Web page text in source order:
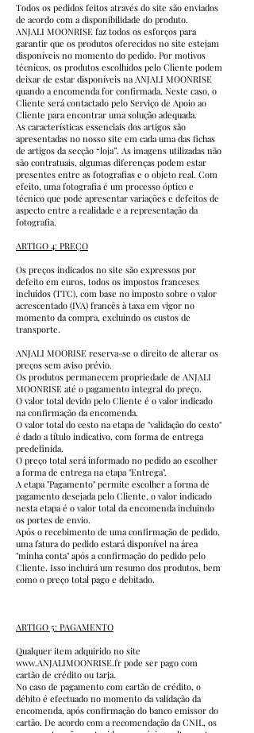
Todos os pedidos feitos através do site são enviados
de acordo com a disponibilidade do produto.
ANJALI MOONRISE faz todos os esforços para
garantir que os produtos oferecidos no site estejam
disponíveis no momento do pedido. Por motivos
técnicos, os produtos escolhidos pelo Cliente podem
deixar de estar disponíveis na ANJALI MOONRISE
quando a encomenda for confirmada. Neste caso, o
Cliente será contactado pelo Serviço de Apoio ao
Cliente para encontrar uma solução adequada.
As características essenciais dos artigos são
apresentadas no nosso site em cada uma das fichas
de artigos da secção “loja”. As imagens utilizadas não
são contratuais, algumas diferenças podem estar
presentes entre as fotografias e o objeto real. Com
efeito, uma fotografia é um processo óptico e
técnico que pode apresentar variações e defeitos de
aspecto entre a realidade e a representação da
fotografia.
ARTIGO 4: PREÇO
Os preços indicados no site são expressos por
defeito em euros, todos os impostos franceses
incluídos (TTC), com base no imposto sobre o valor
acrescentado (IVA) francês à taxa em vigor no
momento da compra, excluindo os custos de
transporte.
ANJALI MOORISE reserva-se o direito de alterar os
preços sem aviso prévio.
Os produtos permanecem propriedade de ANJALI
MOONRISE até o pagamento integral do preço.
O valor total devido pelo Cliente é o valor indicado
na confirmação da encomenda.
O valor total do cesto na etapa de "validação do cesto"
é dado a título indicativo, com forma de entrega
predefinida.
O preço total será informado no pedido ao escolher
a forma de entrega na etapa "Entrega".
A etapa "Pagamento" permite escolher a forma de
pagamento desejada pelo Cliente, o valor indicado
nesta etapa é o valor total da encomenda incluindo
os portes de envio.
Após o recebimento de uma confirmação de pedido,
uma fatura do pedido estará disponível na área
"minha conta" após a confirmação do pedido pelo
Cliente. Isso incluirá um resumo dos produtos, bem
como o preço total pago e debitado.
ARTIGO 5: PAGAMENTO
Qualquer item adquirido no site
www.ANJALIMOONRISE.fr pode ser pago com
cartão de crédito ou tarja.
No caso de pagamento com cartão de crédito, o
débito é efectuado no momento da validação da
encomenda, após confirmação do banco emissor do
cartão. De acordo com a recomendação da CNIL, os